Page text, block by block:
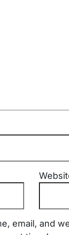
email, and